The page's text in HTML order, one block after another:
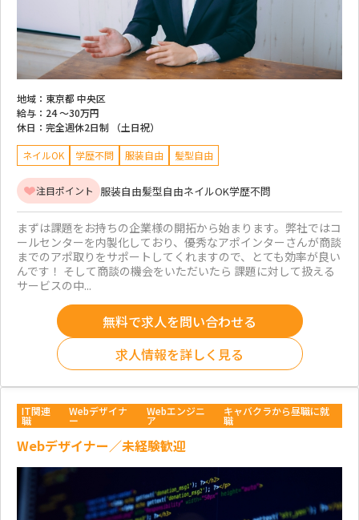
地域： 東京都 中央区
給与： 24 ～30万円
休日： 完全週休2日制 （土日祝）
ネイルOK 学歴不問 服装自由 髪型自由
注目ポイント 服装自由髪型自由ネイルOK学歴不問
まずは課題をお持ちの企業様の開拓から始まります。弊社ではコ
ールセンターを内製化しており、優秀なアポインターさんが商談
までのアポ取りをサポートしてくれますので、とても効率が良い
んです！ そして商談の機会をいただいたら 課題に対して扱える
サービスの中...
無料で求人を問い合わせる
求人情報を詳しく見る
IT関連
職
Webデザイナ
ー
Webエンジニ
ア
キャバクラから昼職に就
職
Webデザイナー／未経験歓迎